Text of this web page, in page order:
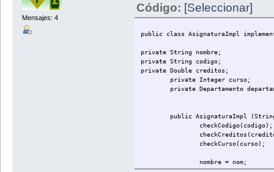
Mensajes: 4
Código: [Seleccionar]
public class AsignaturaImpl
private String nombre;
private String codigo;
private Double creditos;
private Integer curso;
private Departamento
public AsignaturaImpl
checkCodigo(codigo);
checkCurso(curso);
nombre = nom;